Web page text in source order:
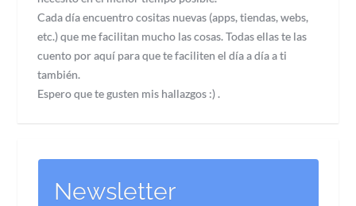
Cada día encuentro cositas nuevas (apps, tiendas, webs,
etc.) que me facilitan mucho las cosas. Todas ellas te las
cuento por aquí para que te faciliten el día a día a ti
también.
Espero que te gusten mis hallazgos :) .
Newsletter